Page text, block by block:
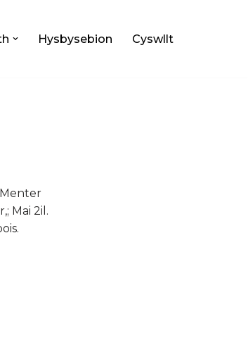
Hysbysebion Cyswllt
Mai 2il.